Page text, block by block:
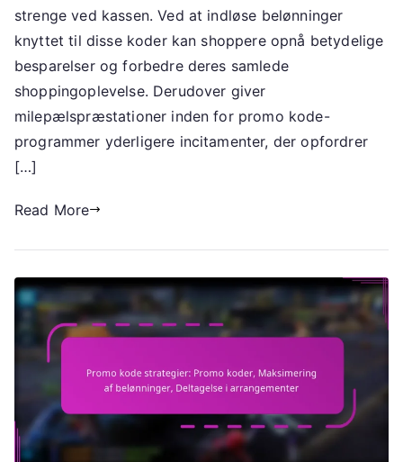
koder,
af
belønninger,
Milepæls
præstationer
strenge ved kassen. Ved at indløse belønninger
knyttet til disse koder kan shoppere opnå betydelige
besparelser og forbedre deres samlede
shoppingoplevelse. Derudover giver
milepælspræstationer inden for promo kode-
programmer yderligere incitamenter, der opfordrer
[…]
Read More